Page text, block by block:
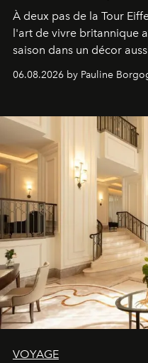
À deux pas de la Tour
l'art de vivre britannique
saison dans un décor
06.08.2026 by Pauline
VOYAGE